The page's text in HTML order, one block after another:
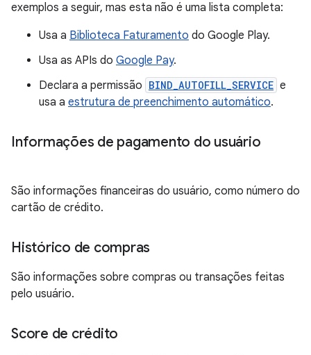
exemplos a seguir, mas esta não é uma lista completa:
Usa a Biblioteca Faturamento do Google Play.
Usa as APIs do Google Pay.
Declara a permissão BIND_AUTOFILL_SERVICE e
usa a estrutura de preenchimento automático.
Informações de pagamento do usuário
São informações financeiras do usuário, como número do
cartão de crédito.
Histórico de compras
São informações sobre compras ou transações feitas
pelo usuário.
Score de crédito